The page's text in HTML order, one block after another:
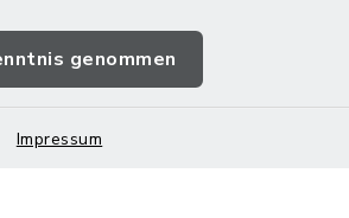
genommen
Impressum
maitenbeth.de